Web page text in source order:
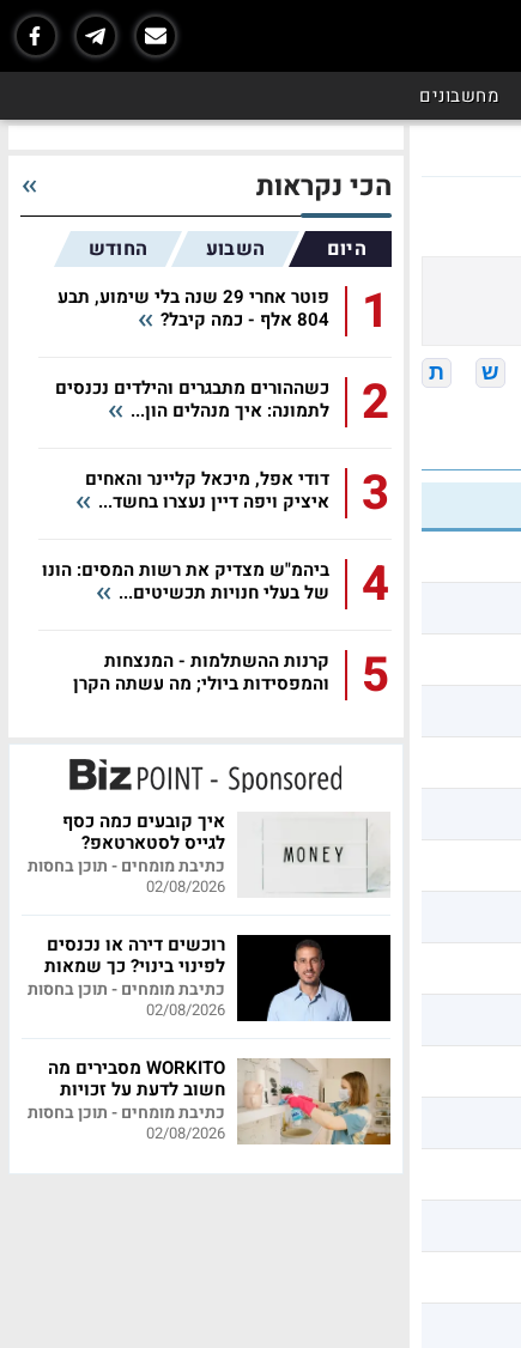
מחשבונים
ש ת
הכי נקראות
היום השבוע החודש
1
פוטר אחרי 29 שנה בלי שימוע, תבע
804 אלף - כמה קיבל?
2
כשההורים מתבגרים והילדים נכנסים
לתמונה: איך מנהלים הון...
3
דודי אפל, מיכאל קליינר והאחים
איציק ויפה דיין נעצרו בחשד...
4
ביהמ"ש מצדיק את רשות המסים: הונו
של בעלי חנויות תכשיטים...
5
קרנות ההשתלמות - המנצחות
והמפסידות ביולי; מה עשתה הקרן
איך קובעים כמה כסף
לגייס לסטארטאפ?
כתיבת מומחים - תוכן בחסות
02/08/2026
רוכשים דירה או נכנסים
לפינוי בינוי? כך שמאות
מקצועית יכולה לחסוך
לכם מאות אלפי שקלים
כתיבת מומחים - תוכן בחסות
02/08/2026
WORKITO מסבירים מה
חשוב לדעת על זכויות
עובדי משק בית
כתיבת מומחים - תוכן בחסות
02/08/2026